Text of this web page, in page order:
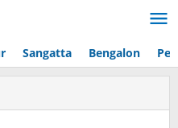
Sangatta Bengalon